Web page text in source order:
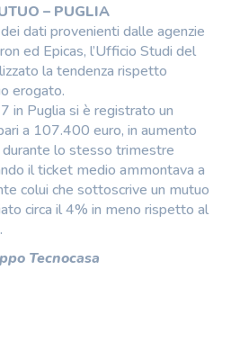
– PUGLIA
dati provenienti dalle agenzie
ed Epicas, l’Ufficio Studi del
la tendenza rispetto
erogato.
in Puglia si è registrato un
a 107.400 euro, in aumento
lo stesso trimestre
il ticket medio ammontava a
colui che sottoscrive un mutuo
circa il 4% in meno rispetto al
Tecnocasa